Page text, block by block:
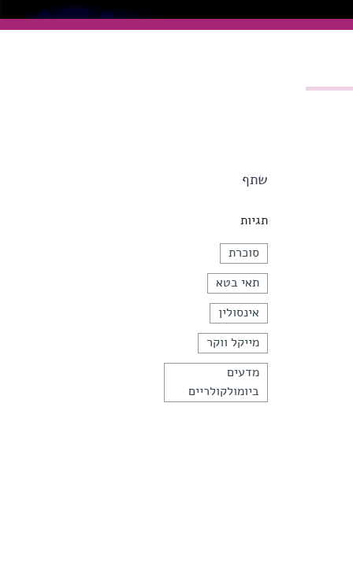
שתף
תגיות
סוכרת
תאי בטא
אינסולין
מייקל ווקר
מדעים
ביומולקולריים